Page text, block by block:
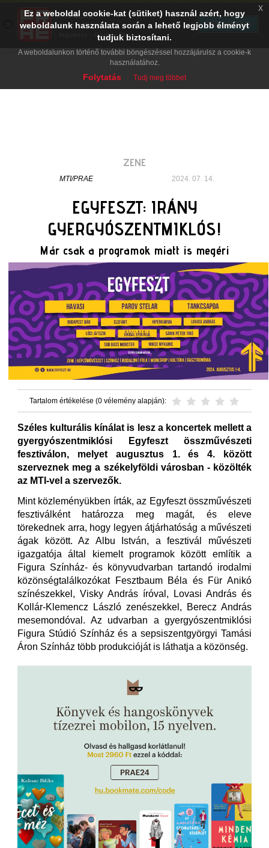
ZENE
MTI/PRAE 2024. 07. 14.
EGYFESZT: IRÁNY
GYERGYÓSZENTMIKLÓS!
Már csak a programok miatt is megéri
Tartalom értékelése (0 vélemény alapján):
Széles kulturális kínálat is lesz a koncertek mellett a
gyergyószentmiklósi Egyfeszt összművészeti
fesztiválon, melyet augusztus 1. és 4. között
szerveznek meg a székelyföldi városban - közölték
az MTI-vel a szervezők.
Mint közleményükben írták, az Egyfeszt összművészeti
fesztiválként határozza meg magát, és eleve
törekednek arra, hogy legyen átjárhatóság a művészeti
ágak között. Az Albu István, a fesztivál művészeti
igazgatója által kiemelt programok között említik a
Figura Színház- és könyvudvarban tartandó irodalmi
közönségtalálkozókat Fesztbaum Béla és Für Anikó
színészekkel, Visky András íróval, Lovasi András és
Kollár-Klemencz László zenészekkel, Berecz András
mesemondóval. Az udvarban a gyergyószentmiklósi
Figura Stúdió Színház és a sepsiszentgyörgyi Tamási
Áron Színház több produkcióját is láthatja a közönség.
Ez a weboldal cookie-kat (sütiket) használ azért, hogy
weboldalunk használata során a lehető legjobb élményt
tudjuk biztosítani.
A weboldalunkon történő további böngészéssel hozzájárulsz a cookie-k
használatához.
Folytatás Tudj meg többet
x
PRAE.HU
Digital Evolution
Ingyenes - Google Play
TELEPÍTÉS